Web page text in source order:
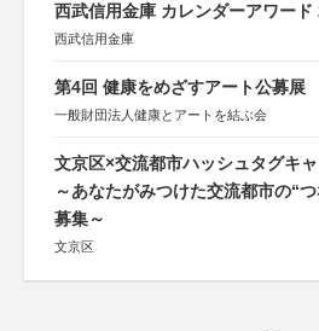
西武信用金庫 カレンダーアワード
西武信用金庫
第4回 健康をめざすアート公募展
一般財団法人健康とアートを結ぶ会
文京区×交流都市ハッシュタグキ
～あなたがみつけた交流都市の“
募集～
文京区